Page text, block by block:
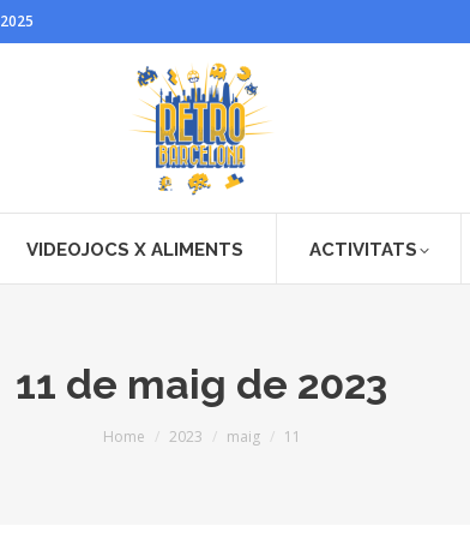
2025
VIDEOJOCS X ALIMENTS ACTIVITATS
11 de maig de 2023
You are here:
Home 2023 maig 11